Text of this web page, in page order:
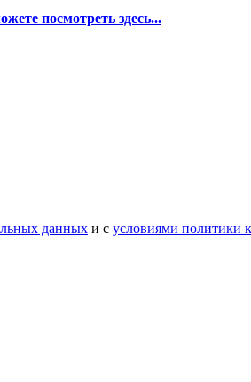
посмотреть здесь...
данных и с условиями политики